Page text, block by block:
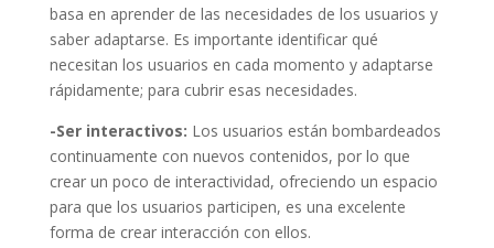
basa en aprender de las necesidades de los usuarios y
saber adaptarse. Es importante identificar qué
necesitan los usuarios en cada momento y adaptarse
rápidamente; para cubrir esas necesidades.
-Ser interactivos: Los usuarios están bombardeados
continuamente con nuevos contenidos, por lo que
crear un poco de interactividad, ofreciendo un espacio
para que los usuarios participen, es una excelente
forma de crear interacción con ellos.